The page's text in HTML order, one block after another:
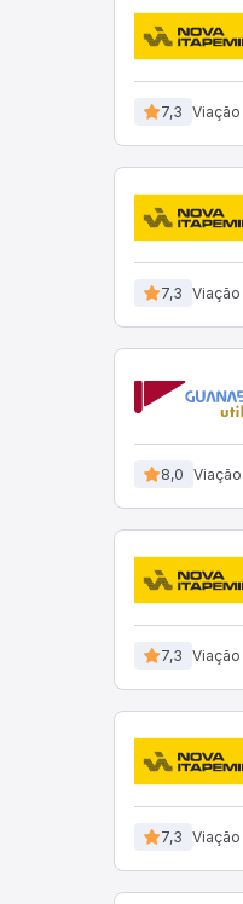
7,3
7,3
8,0 Viação
7,3
7,3